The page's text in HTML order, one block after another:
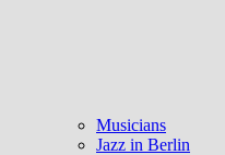
Musicians
Jazz in Berlin